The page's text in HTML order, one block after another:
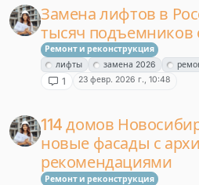
Замена лифтов в
тысяч подъемников
Ремонт и реконструкция
лифты
замена 2026
1 23 февр. 2026 г., 10:48
114 домов
новые фасады с
рекомендациями
Ремонт и реконструкция